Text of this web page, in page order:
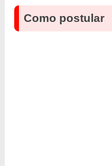
Como postular